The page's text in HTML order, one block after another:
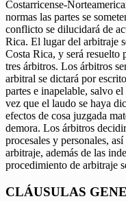
Costarricense-
normas las partes se
conflicto se dilucidará de
Rica. El lugar del arbitraje
Costa Rica, y será
tres árbitros. Los árbitros
arbitral se dictará por
partes e inapelable, salvo
vez que el laudo se haya
efectos de cosa juzgada
demora. Los árbitros
procesales y personales,
arbitraje, además de las
procedimiento de arbitraje
CLÁUSULAS